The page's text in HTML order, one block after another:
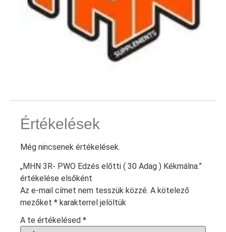
Értékelések
Még nincsenek értékelések.
„MHN 3R- PWO Edzés előtti ( 30 Adag ) Kékmálna.”
értékelése elsőként
Az e-mail címet nem tesszük közzé. A kötelező
mezőket * karakterrel jelöltük
A te értékelésed *